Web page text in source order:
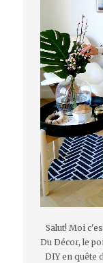
Salut! Moi
Du Décor, le
DIY en quête